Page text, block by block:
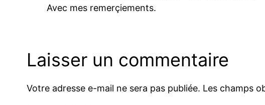
Avec mes remerçiements.
Laisser un commentaire
Votre adresse e-mail ne sera pas publiée. Les champs